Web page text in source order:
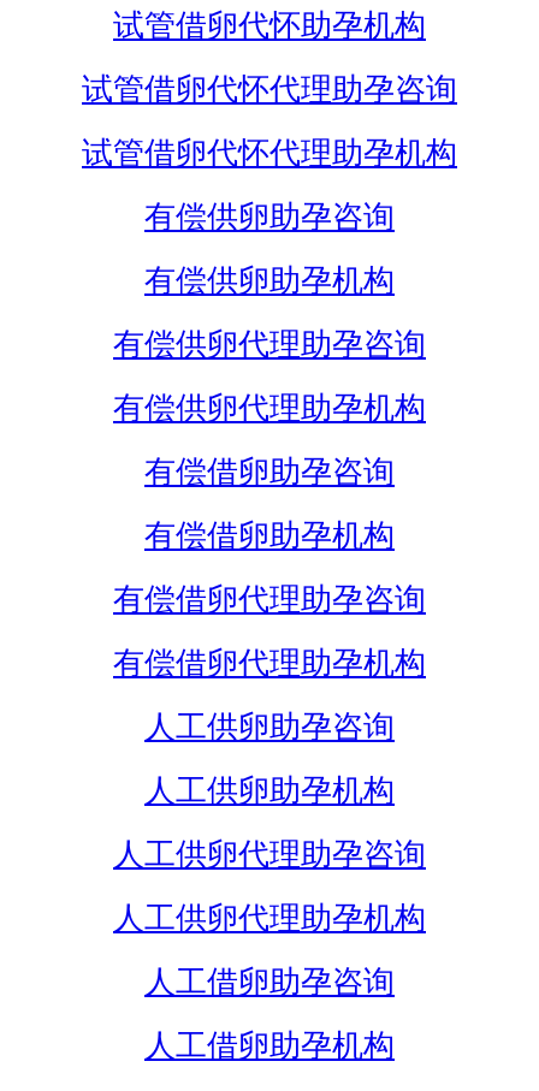
试管借卵代怀助孕机构
试管借卵代怀代理助孕咨询
试管借卵代怀代理助孕机构
有偿供卵助孕咨询
有偿供卵助孕机构
有偿供卵代理助孕咨询
有偿供卵代理助孕机构
有偿借卵助孕咨询
有偿借卵助孕机构
有偿借卵代理助孕咨询
有偿借卵代理助孕机构
人工供卵助孕咨询
人工供卵助孕机构
人工供卵代理助孕咨询
人工供卵代理助孕机构
人工借卵助孕咨询
人工借卵助孕机构